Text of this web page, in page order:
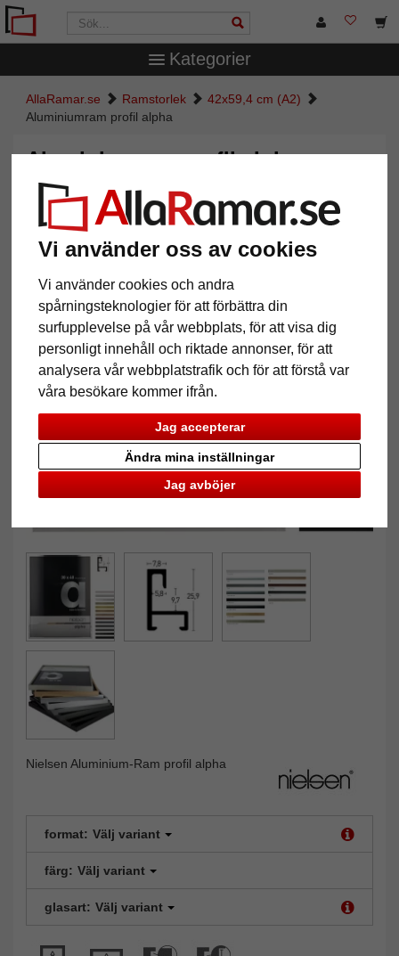
Vi använder oss av cookies
Vi använder cookies och andra
spårningsteknologier för att förbättra din
surfupplevelse på vår webbplats, för att visa dig
personligt innehåll och riktade annonser, för att
analysera vår webbplatstrafik och för att förstå var
våra besökare kommer ifrån.
Jag accepterar
Jag avböjer
Ändra mina inställningar
Kategorier
AllaRamar.se Ramstorlek
42x59,4 cm (A2)
Aluminiumram profil alpha
Aluminiumram profil alpha
Tillbaka
Nielsen Aluminium-Ram profil alpha
format: Välj variant
färg: Välj variant
glasart: Välj variant